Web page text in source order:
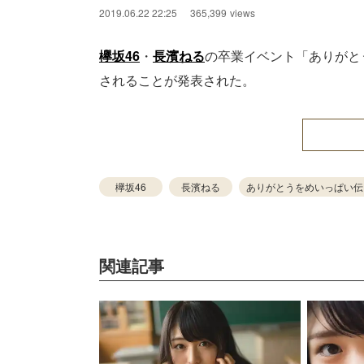
2019.06.22 22:25 365,399 views
欅坂46 ・ 長濱ねるの卒業イベント「ありが
されることが発表された。
欅坂46 長濱ねる ありがとうをめいっぱい
関連記事